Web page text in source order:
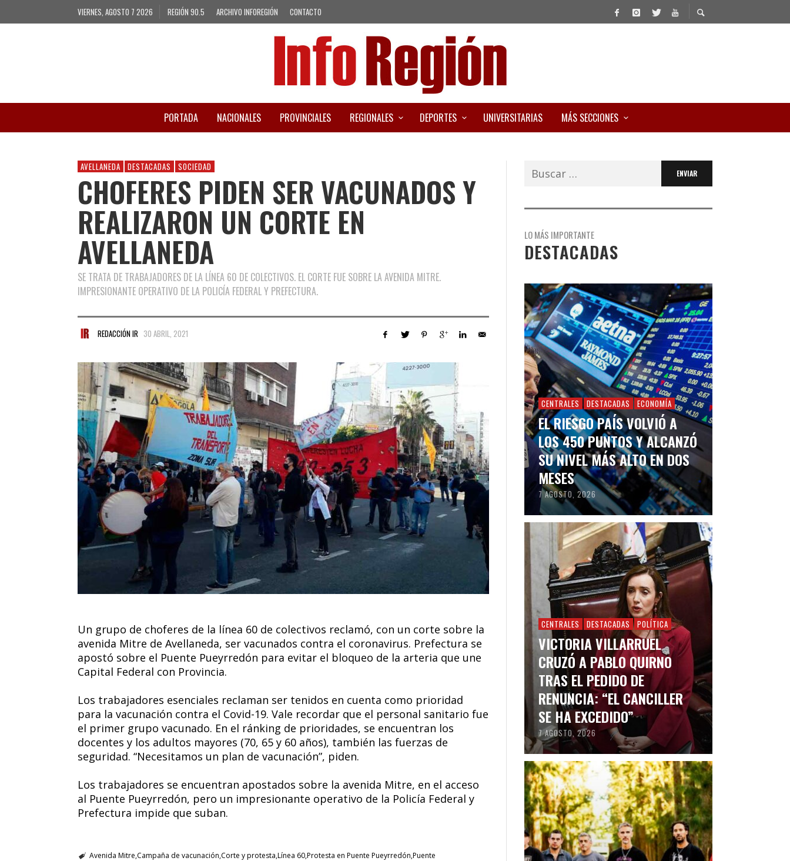
VIERNES, AGOSTO 7 2026 REGIÓN 90.5 ARCHIVO INFOREGIÓN CONTACTO
PORTADA NACIONALES PROVINCIALES REGIONALES DEPORTES UNIVERSITARIAS MÁS SECCIONES
AVELLANEDA DESTACADAS SOCIEDAD
CHOFERES PIDEN SER VACUNADOS Y
REALIZARON UN CORTE EN
AVELLANEDA
SE TRATA DE TRABAJADORES DE LA LÍNEA 60 DE COLECTIVOS. EL CORTE FUE SOBRE LA AVENIDA MITRE.
IMPRESIONANTE OPERATIVO DE LA POLICÍA FEDERAL Y PREFECTURA.
REDACCIÓN IR 30 ABRIL, 2021
Un grupo de choferes de la línea 60 de colectivos reclamó, con un corte sobre la
avenida Mitre de Avellaneda, ser vacunados contra el coronavirus. Prefectura se
apostó sobre el Puente Pueyrredón para evitar el bloqueo de la arteria que une
Capital Federal con Provincia.
Los trabajadores esenciales reclaman ser tenidos en cuenta como prioridad
para la vacunación contra el Covid-19. Vale recordar que el personal sanitario fue
el primer grupo vacunado. En el ránking de prioridades, se encuentran los
docentes y los adultos mayores (70, 65 y 60 años), también las fuerzas de
seguridad. “Necesitamos un plan de vacunación”, piden.
Los trabajadores se encuentran apostados sobre la avenida Mitre, en el acceso
al Puente Pueyrredón, pero un impresionante operativo de la Policía Federal y
Prefectura impide que suban.
Avenida Mitre Campaña de vacunación Corte y protesta Línea 60Protesta en Puente Pueyrredón Puente
Buscar:
LO MÁS IMPORTANTE
DESTACADAS
CENTRALES DESTACADAS ECONOMÍA
EL RIESGO PAÍS VOLVIÓ A
LOS 450 PUNTOS Y ALCANZÓ
SU NIVEL MÁS ALTO EN DOS
MESES
7 AGOSTO, 2026
CENTRALES DESTACADAS POLÍTICA
VICTORIA VILLARRUEL
CRUZÓ A PABLO QUIRNO
TRAS EL PEDIDO DE
RENUNCIA: “EL CANCILLER
SE HA EXCEDIDO”
7 AGOSTO, 2026